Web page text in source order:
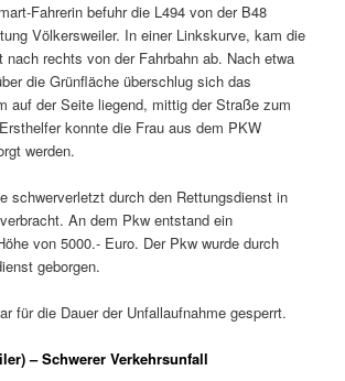
Fahrerin befuhr die L494 von der B48
Völkersweiler. In einer Linkskurve, kam die
nach rechts von der Fahrbahn ab. Nach etwa
die Grünfläche überschlug sich das
auf der Seite liegend, mittig der Straße zum
konnte die Frau aus dem PKW
werden.
schwerverletzt durch den Rettungsdienst in
An dem Pkw entstand ein
von 5000.- Euro. Der Pkw wurde durch
geborgen.
für die Dauer der Unfallaufnahme gesperrt.
– Schwerer Verkehrsunfall